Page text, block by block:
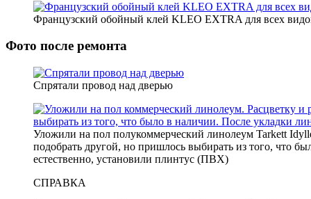
Французский обойный клей KLEO EXTRA для всех
Фото после ремонта
Спрятали провод над дверью
Уложили на пол полукоммерческий линолеум Tarkett
подобрать другой, но пришлось выбирать из того, что
естественно, установили плинтус (ПВХ)
СПРАВКА